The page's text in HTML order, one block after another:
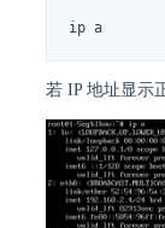
ip a
若 IP 地址显示